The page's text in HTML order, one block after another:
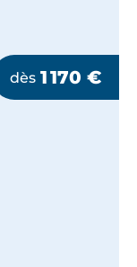
dès 1 170 €